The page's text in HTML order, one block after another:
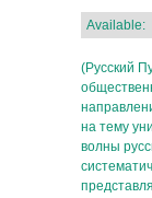
Available:
(Русский
на тему
волны